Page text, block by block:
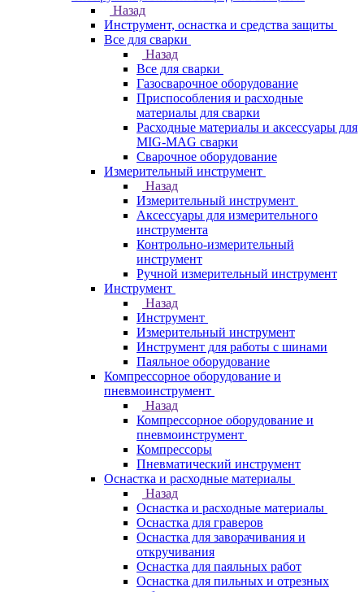
Назад
Инструмент, оснастка и средства защиты
Все для сварки
Назад
Все для сварки
Газосварочное оборудование
Приспособления и расходные
материалы для сварки
Расходные материалы и аксессуары для
MIG-MAG сварки
Сварочное оборудование
Измерительный инструмент
Назад
Измерительный инструмент
Аксессуары для измерительного
инструмента
Контрольно-измерительный
инструмент
Ручной измерительный инструмент
Инструмент
Назад
Инструмент
Измерительный инструмент
Инструмент для работы с шинами
Паяльное оборудование
Компрессорное оборудование и
пневмоинструмент
Назад
Компрессорное оборудование и
пневмоинструмент
Компрессоры
Пневматический инструмент
Оснастка и расходные материалы
Назад
Оснастка и расходные материалы
Оснастка для граверов
Оснастка для заворачивания и
откручивания
Оснастка для паяльных работ
Оснастка для пильных и отрезных